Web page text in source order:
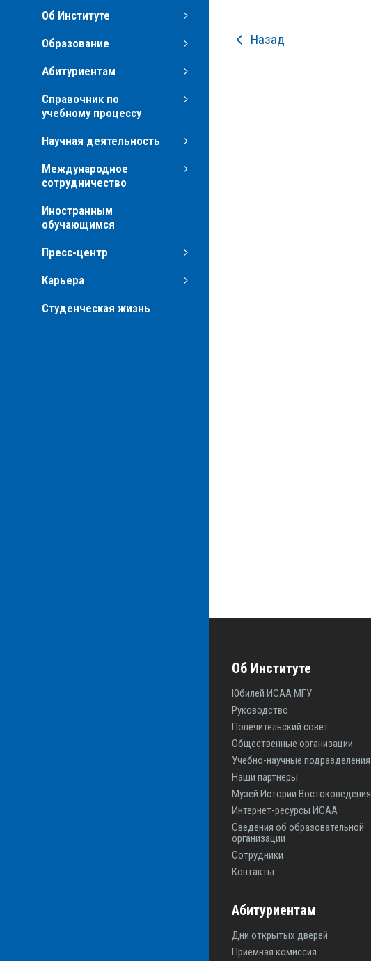
Об Институте
Образование
Абитуриентам
Справочник по
учебному процессу
Научная деятельность
Международное
сотрудничество
Иностранным
обучающимся
Пресс-центр
Карьера
Студенческая жизнь
Назад
Об Институте
Юбилей ИСАА МГУ
Руководство
Попечительский совет
Общественные организации
Учебно-научные подразделения
Наши партнеры
Музей Истории Востоковедения
Интернет-ресурсы ИСАА
Сведения об образовательной
организации
Сотрудники
Контакты
Абитуриентам
Дни открытых дверей
Приёмная комиссия